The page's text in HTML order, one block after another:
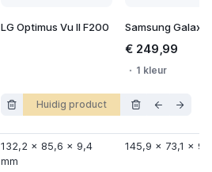
LG Optimus Vu II F200
€ 249,99
1 kleur
Huidig product
132,2 x 85,6 x 9,4
mm
145,9 x 73,1 x